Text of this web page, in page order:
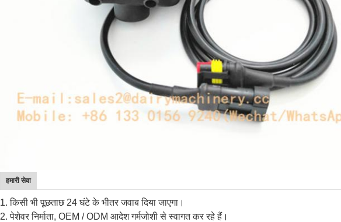
हमारी सेवा
1. किसी भी पूछताछ 24 घंटे के भीतर जवाब दिया जाएगा।
2. पेशेवर निर्माता, OEM / ODM आदेश गर्मजोशी से स्वागत कर रहे हैं।